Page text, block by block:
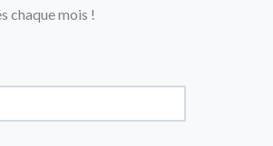
chaque mois !